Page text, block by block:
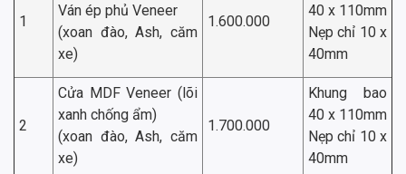
1
Ván ép phủ Veneer
(xoan đào, Ash, căm
xe)
1.600.000
40 x 110mm
Nẹp chỉ 10 x
40mm
2
Cửa MDF Veneer (lõi
xanh chống ẩm)
(xoan đào, Ash, căm
xe)
1.700.000
Khung bao
40 x 110mm
Nẹp chỉ 10 x
40mm